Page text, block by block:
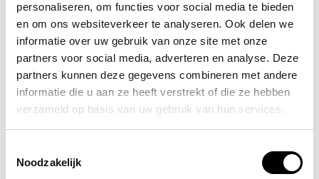
personaliseren, om functies voor social media te bieden
en om ons websiteverkeer te analyseren. Ook delen we
informatie over uw gebruik van onze site met onze
partners voor social media, adverteren en analyse. Deze
partners kunnen deze gegevens combineren met andere
informatie die u aan ze heeft verstrekt of die ze hebben
verzameld op basis van uw gebruik van hun services.
Noodzakelijk
Veelgestelde vragen over
oogspoelflessen
Hoe gebruik je een oogspoelfles correct?
Hoe lang moet je een oog spoelen?
Wat is het verschil tussen een oogspoelfles
en een oogdouche?
Veiligheid begint bij voorbereiding
. Zorg dat er altijd